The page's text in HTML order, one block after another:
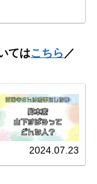
てはこちら ／
2024.07.23